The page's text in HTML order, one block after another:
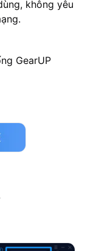
không yêu
GearUP